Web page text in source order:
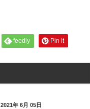
feedly Pin it
2021年 6月 05日